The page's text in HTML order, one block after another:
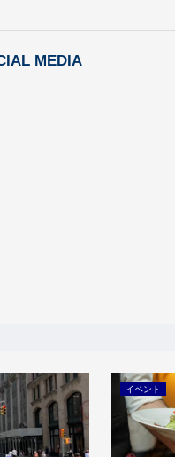
MEDIA
イベント